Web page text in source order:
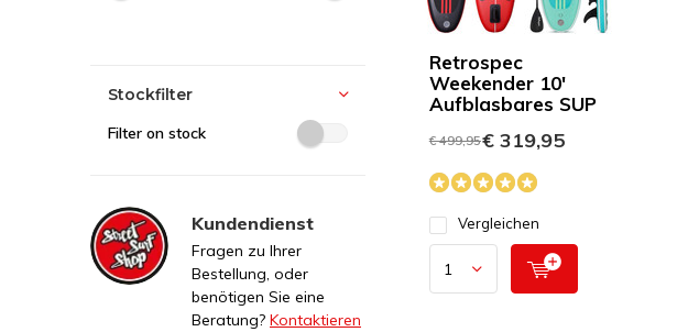
Retrospec
Weekender 10'
Aufblasbares SUP
€ 499,95€ 319,95
Vergleichen
Stockfilter
Filter on stock
Kundendienst
Fragen zu Ihrer
Bestellung, oder
benötigen Sie eine
Beratung? Kontaktieren